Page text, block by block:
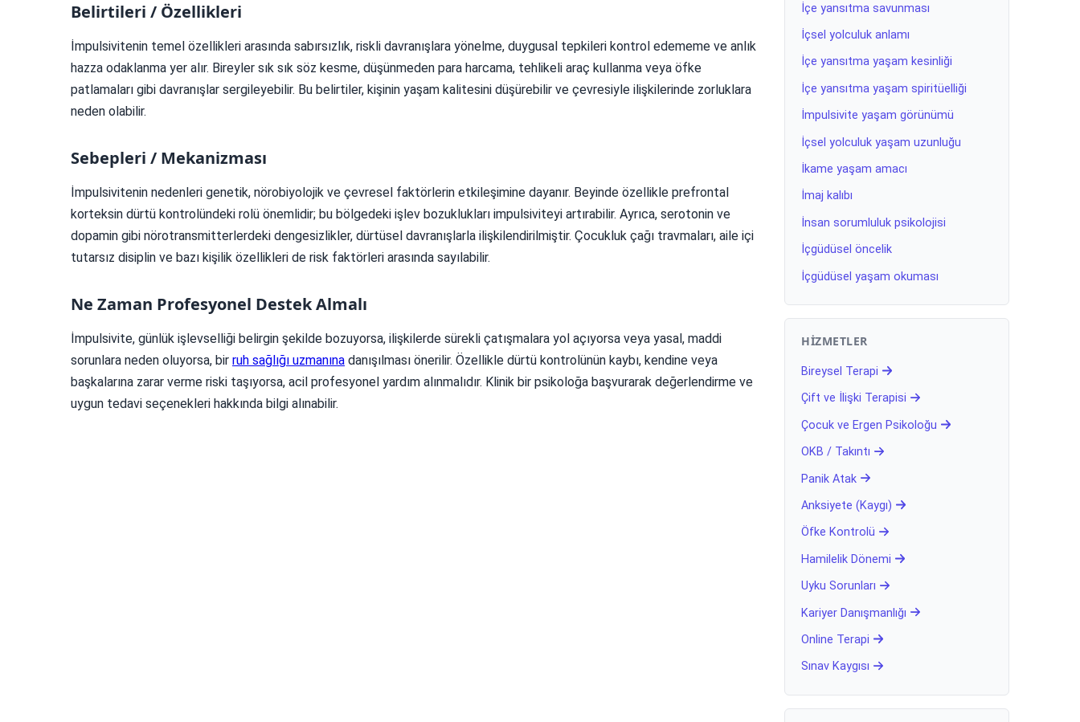
Belirtileri / Özellikleri
İmpulsivitenin temel özellikleri arasında sabırsızlık, riskli davranışlara yönelme, duygusal tepkileri kontrol edememe ve anlık
hazza odaklanma yer alır. Bireyler sık sık söz kesme, düşünmeden para harcama, tehlikeli araç kullanma veya öfke
patlamaları gibi davranışlar sergileyebilir. Bu belirtiler, kişinin yaşam kalitesini düşürebilir ve çevresiyle ilişkilerinde zorluklara
neden olabilir.
Sebepleri / Mekanizması
İmpulsivitenin nedenleri genetik, nörobiyolojik ve çevresel faktörlerin etkileşimine dayanır. Beyinde özellikle prefrontal
korteksin dürtü kontrolündeki rolü önemlidir; bu bölgedeki işlev bozuklukları impulsiviteyi artırabilir. Ayrıca, serotonin ve
dopamin gibi nörotransmitterlerdeki dengesizlikler, dürtüsel davranışlarla ilişkilendirilmiştir. Çocukluk çağı travmaları, aile içi
tutarsız disiplin ve bazı kişilik özellikleri de risk faktörleri arasında sayılabilir.
Ne Zaman Profesyonel Destek Almalı
İmpulsivite, günlük işlevselliği belirgin şekilde bozuyorsa, ilişkilerde sürekli çatışmalara yol açıyorsa veya yasal, maddi
sorunlara neden oluyorsa, bir ruh sağlığı uzmanına danışılması önerilir. Özellikle dürtü kontrolünün kaybı, kendine veya
başkalarına zarar verme riski taşıyorsa, acil profesyonel yardım alınmalıdır. Klinik bir psikoloğa başvurarak değerlendirme ve
uygun tedavi seçenekleri hakkında bilgi alınabilir.
İçe yansıtma savunması
İçsel yolculuk anlamı
İçe yansıtma yaşam kesinliği
İçe yansıtma yaşam spiritüelliği
İmpulsivite yaşam görünümü
İçsel yolculuk yaşam uzunluğu
İkame yaşam amacı
İmaj kalıbı
İnsan sorumluluk psikolojisi
İçgüdüsel öncelik
İçgüdüsel yaşam okuması
HIZMETLER
Bireysel Terapi
Çift ve İlişki Terapisi
Çocuk ve Ergen Psikoloğu
OKB / Takıntı
Panik Atak
Anksiyete (Kaygı)
Öfke Kontrolü
Hamilelik Dönemi
Uyku Sorunları
Kariyer Danışmanlığı
Online Terapi
Sınav Kaygısı